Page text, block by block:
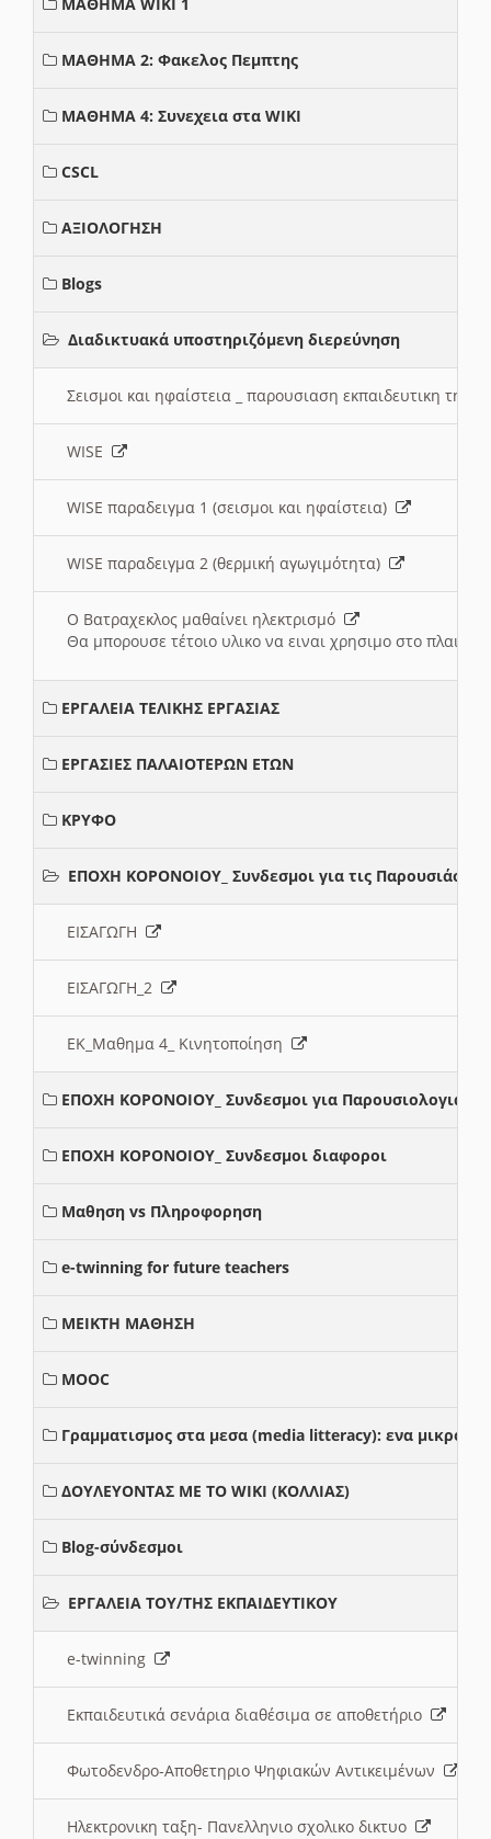
ΜΑΘΗΜΑ 2: Φακελος Πεμπτης
ΜΑΘΗΜΑ 4: Συνεχεια στα WIKI
CSCL
ΑΞΙΟΛΟΓΗΣΗ
Blogs
Διαδικτυακά υποστηριζόμενη διερεύνηση
Σεισμοι και ηφαίστεια _ παρουσιαση εκπαιδευτικη
WISE
WISE παραδειγμα 1 (σεισμοι και ηφαίστεια)
WISE παραδειγμα 2 (θερμική αγωγιμότητα)
Ο Βατραχεκλος μαθαίνει ηλεκτρισμό
Θα μπορουσε τέτοιο υλικο να ειναι χρησιμο στο
ΕΡΓΑΛΕΙΑ ΤΕΛΙΚΗΣ ΕΡΓΑΣΙΑΣ
ΕΡΓΑΣΙΕΣ ΠΑΛΑΙΟΤΕΡΩΝ ΕΤΩΝ
ΚΡΥΦΟ
ΕΠΟΧΗ ΚΟΡΟΝΟΙΟΥ_ Συνδεσμοι για τις Παρουσιάσεις
ΕΙΣΑΓΩΓΗ
ΕΙΣΑΓΩΓΗ_2
ΕΚ_Μαθημα 4_ Κινητοποίηση
ΕΠΟΧΗ ΚΟΡΟΝΟΙΟΥ_ Συνδεσμοι για Παρουσιολογια
ΕΠΟΧΗ ΚΟΡΟΝΟΙΟΥ_ Συνδεσμοι διαφοροι
Μαθηση vs Πληροφορηση
e-twinning for future teachers
ΜΕΙΚΤΗ ΜΑΘΗΣΗ
MOOC
Γραμματισμος στα μεσα (media litteracy): ενα μικρο
ΔΟΥΛΕΥΟΝΤΑΣ ΜΕ ΤΟ WIKI (ΚΟΛΛΙΑΣ)
Blog-σύνδεσμοι
ΕΡΓΑΛΕΙΑ ΤΟΥ/ΤΗΣ ΕΚΠΑΙΔΕΥΤΙΚΟΥ
e-twinning
Εκπαιδευτικά σενάρια διαθέσιμα σε αποθετήριο
Φωτοδενδρο-Αποθετηριο Ψηφιακών Αντικειμένων
Ηλεκτρονικη ταξη- Πανελληνιο σχολικο δικτυο